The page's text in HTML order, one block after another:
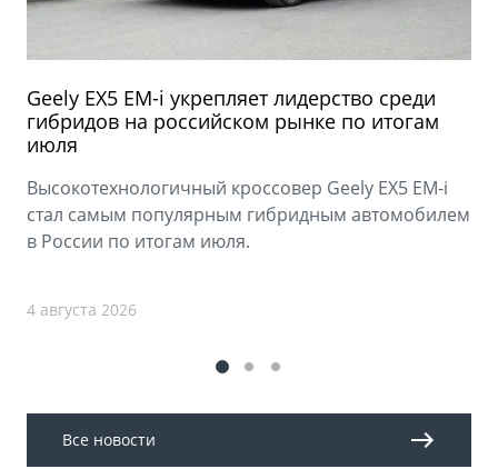
Geely EX5 EM-i укрепляет лидерство среди
гибридов на российском рынке по итогам
июля
Высокотехнологичный кроссовер Geely EX5 EM-i
стал самым популярным гибридным автомобилем
в России по итогам июля.
4 августа 2026
Все новости